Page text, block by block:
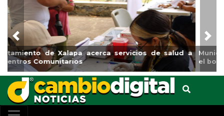
Municipio arrancará primera etapa de rehabilitación en
el boulevard 5 de febrero
Previous